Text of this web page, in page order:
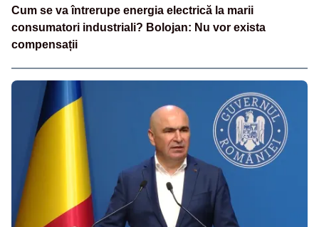
Cum se va întrerupe energia electrică la marii
consumatori industriali? Bolojan: Nu vor exista
compensații